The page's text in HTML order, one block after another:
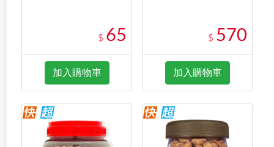
$ 65
加入購物車
$ 570
加入購物車